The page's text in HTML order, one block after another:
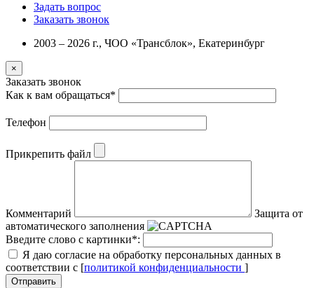
Задать вопрос
Заказать звонок
2003 – 2026 г., ЧОО «Трансблок», Екатеринбург
×
Заказать звонок
Как к вам обращаться*
Телефон
Прикрепить файл
Комментарий
Защита от
автоматического заполнения
Введите слово с картинки*:
Я даю согласие на обработку персональных данных в
соответствии с [политикой конфиденциальности ]
Отправить